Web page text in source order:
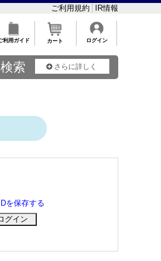
ご利用規約 IR情報
利用ガイド カート ログイン
索 さらに詳しく
IDを保存する